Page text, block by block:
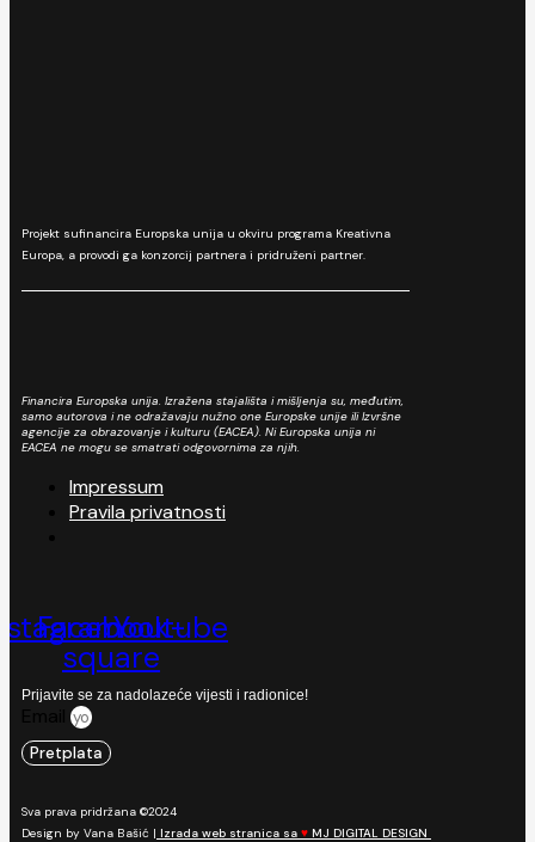
Projekt sufinancira Europska unija u okviru programa Kreativna
Europa, a provodi ga konzorcij partnera i pridruženi partner.
Financira Europska unija. Izražena stajališta i mišljenja su, međutim,
samo autorova i ne odražavaju nužno one Europske unije ili Izvršne
agencije za obrazovanje i kulturu (EACEA). Ni Europska unija ni
EACEA ne mogu se smatrati odgovornima za njih.
Impressum
Pravila privatnosti
Facebook-
square
Youtube
Prijavite se za nadolazeće vijesti i radionice!
Pretplata
Sva prava pridržana ©2024
Design by Vana Bašić | Izrada web stranica sa ♥ MJ DIGITAL DESIGN